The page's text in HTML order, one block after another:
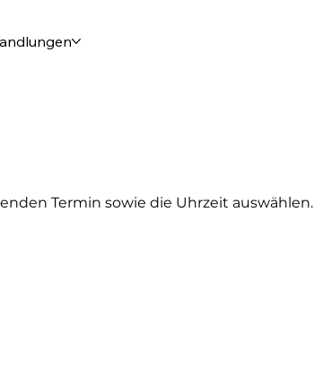
Termin sowie die Uhrzeit auswählen.